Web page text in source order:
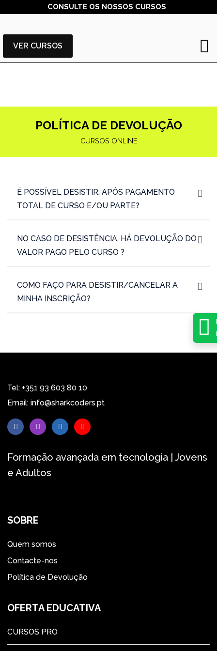
CONSULTE OS NOSSOS CURSOS
VER CURSOS
POLÍTICA DE DEVOLUÇÃO
CURSOS ONLINE
É POSSÍVEL DESISTIR, APÓS PAGAMENTO
TOTAL DE CURSO E/OU PARTE?
NO CASO DE DESISTÊNCIA, HÁ DEVOLUÇÃO DO
VALOR PAGO PELO CURSO ?
COMO FAÇO PARA DESISTIR/CANCELAR A
MINHA INSCRIÇÃO?
Tel: +351 93 603 80 10
Email: info@sharkcoders.pt
Formação avançada em tecnologia | Jovens
e Adultos
SOBRE
Quem somos
Contacte-nos
Política de Devolução
OFERTA EDUCATIVA
CURSOS PRO